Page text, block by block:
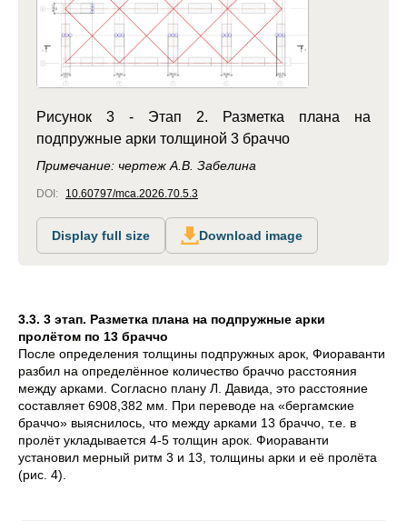
Рисунок 3 - Этап 2. Разметка плана на
подпружные арки толщиной 3 браччо
Примечание: чертеж А.В. Забелина
DOI: 10.60797/mca.2026.70.5.3
Display full size Download image
3.3. 3 этап. Разметка плана на подпружные арки
пролётом по 13 браччо
После определения толщины подпружных арок, Фиораванти
разбил на определённое количество браччо расстояния
между арками. Согласно плану Л. Давида, это расстояние
составляет 6908,382 мм. При переводе на «бергамские
браччо» выяснилось, что между арками 13 браччо, т.е. в
пролёт укладывается 4-5 толщин арок. Фиораванти
установил мерный ритм 3 и 13, толщины арки и её пролёта
(рис. 4).